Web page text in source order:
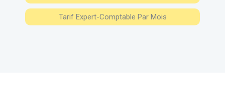
Tarif Expert-Comptable Par Mois